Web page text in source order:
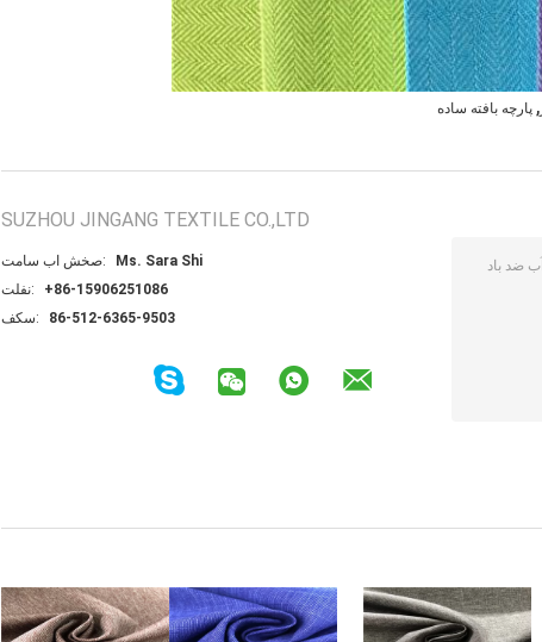
, پارچه بافته ساده
SUZHOU JINGANG TEXTILE CO.,LTD
تماس با شخص:
Ms. Sara Shi
تلفن:
+86-15906251086
فکس:
86-512-6365-9503